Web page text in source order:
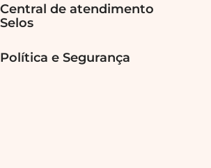
Central de atendimento
Selos
Política e Segurança